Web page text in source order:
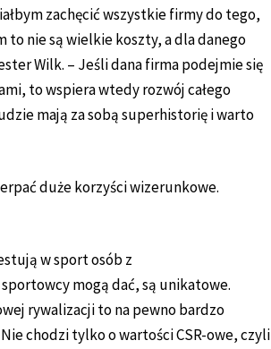
zachęcić wszystkie firmy do tego,
to nie są wielkie koszty, a dla danego
Wilk. – Jeśli dana firma podejmie się
to wspiera wtedy rozwój całego
mają za sobą superhistorię i warto
duże korzyści wizerunkowe.
w sport osób z
mogą dać, są unikatowe.
rywalizacji to na pewno bardzo
chodzi tylko o wartości CSR-owe, czyli